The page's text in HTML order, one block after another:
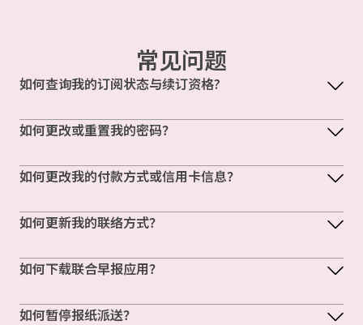
常见问题
如何查询我的订阅状态与续订资格?
如何更改或重置我的密码？
如何更改我的付款方式或信用卡信息？
如何更新我的联络方式？
如何下载联合早报应用？
如何暂停报纸派送？